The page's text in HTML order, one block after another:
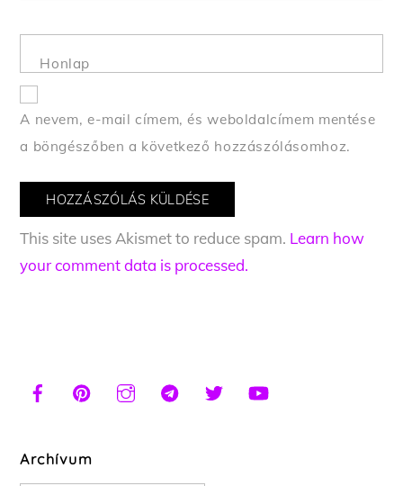
Honlap
A nevem, e-mail címem, és weboldalcímem mentése
a böngészőben a következő hozzászólásomhoz.
This site uses Akismet to reduce spam. Learn how
your comment data is processed.
Archívum